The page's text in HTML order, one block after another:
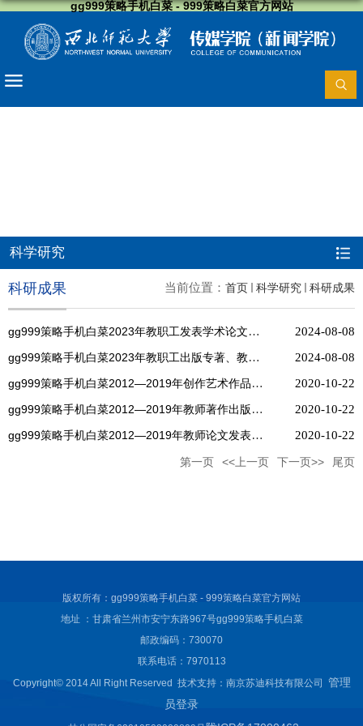
gg999策略手机白菜 - 999策略白菜官方网站
科学研究
当前位置： 首页 科学研究 科研成果
科研成果
gg999策略手机白菜2023年教职工发表学术论文一览表 2024-08-08
gg999策略手机白菜2023年教职工出版专著、教材一览表 2024-08-08
gg999策略手机白菜2012—2019年创作艺术作品一览表 2020-10-22
gg999策略手机白菜2012—2019年教师著作出版一览表 2020-10-22
gg999策略手机白菜2012—2019年教师论文发表一览表 2020-10-22
第一页 <<上一页 下一页>> 尾页
版权所有：gg999策略手机白菜 - 999策略白菜官方网站
地址 ：甘肃省兰州市安宁东路967号gg999策略手机白菜
邮政编码：730070
联系电话：7970113
Copyright© 2014 All Right Reserved 技术支持：南京苏迪科技有限公司 管理
员登录